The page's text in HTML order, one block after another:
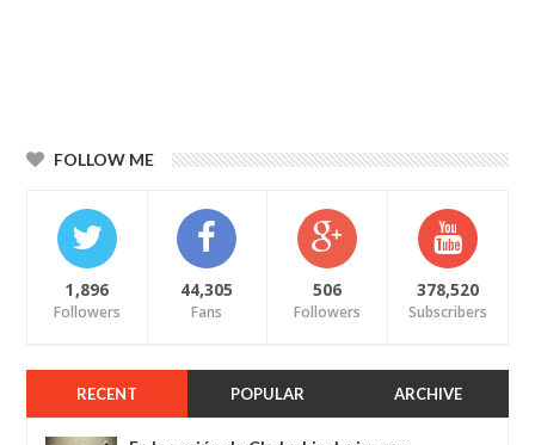
FOLLOW ME
1,896
Followers
44,305
Fans
506
Followers
378,520
Subscribers
RECENT POPULAR ARCHIVE